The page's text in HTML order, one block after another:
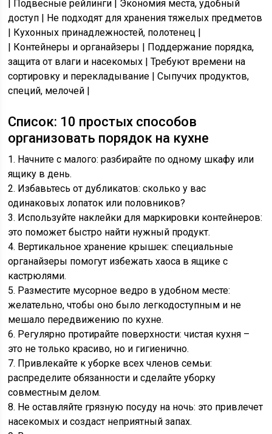
| Подвесные рейлинги | Экономия места, удобный
доступ | Не подходят для хранения тяжелых предметов
| Кухонных принадлежностей, полотенец |
| Контейнеры и органайзеры | Поддержание порядка,
защита от влаги и насекомых | Требуют времени на
сортировку и перекладывание | Сыпучих продуктов,
специй, мелочей |
Список: 10 простых способов
организовать порядок на кухне
1. Начните с малого: разбирайте по одному шкафу или
ящику в день.
2. Избавьтесь от дубликатов: сколько у вас
одинаковых лопаток или половников?
3. Используйте наклейки для маркировки контейнеров:
это поможет быстро найти нужный продукт.
4. Вертикальное хранение крышек: специальные
органайзеры помогут избежать хаоса в ящике с
кастрюлями.
5. Разместите мусорное ведро в удобном месте:
желательно, чтобы оно было легкодоступным и не
мешало передвижению по кухне.
6. Регулярно протирайте поверхности: чистая кухня –
это не только красиво, но и гигиенично.
7. Привлекайте к уборке всех членов семьи:
распределите обязанности и сделайте уборку
совместным делом.
8. Не оставляйте грязную посуду на ночь: это привлечет
насекомых и создаст неприятный запах.